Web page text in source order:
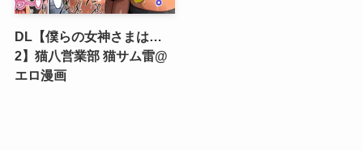
DL【僕らの女神さまは…
2】猫八営業部 猫サム雷@
エロ漫画